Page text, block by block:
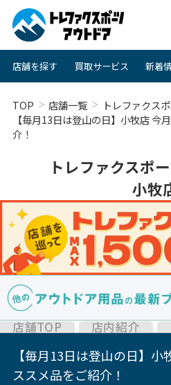
店舗を探す 買取サービス 新着
TOP 店舗一覧
トレファクス
【毎月13日は登山の日】小牧店 今
介！
トレファクスポ
小牧
店舗TOP 店内紹介
【毎月13日は登山の日】
ススメ品をご紹介！